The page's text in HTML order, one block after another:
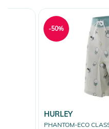
HURLEY
PHANTOM-ECO
-50%